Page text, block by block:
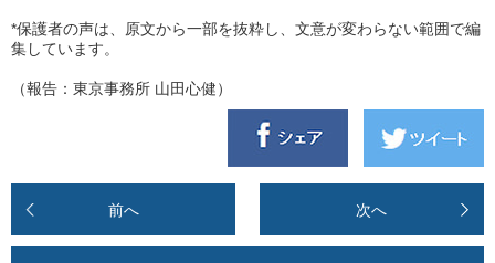
*保護者の声は、原文から一部を抜粋し、文意が変わらない範囲で編
集しています。
（報告：東京事務所 山田心健）
前へ 次へ